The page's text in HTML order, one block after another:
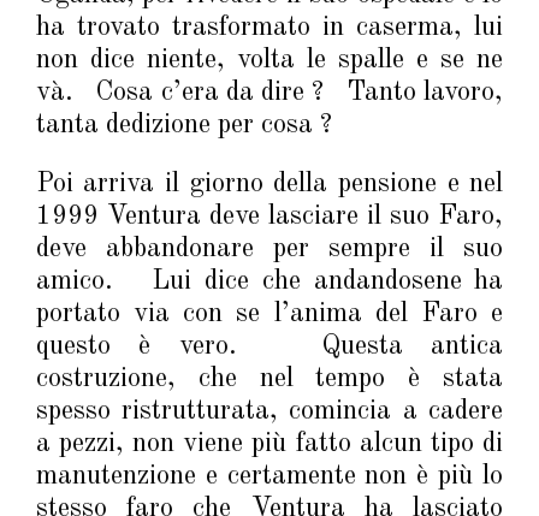
ha trovato trasformato in caserma, lui
non dice niente, volta le spalle e se ne
và. Cosa c’era da dire ? Tanto lavoro,
tanta dedizione per cosa ?
Poi arriva il giorno della pensione e nel
1999 Ventura deve lasciare il suo Faro,
deve abbandonare per sempre il suo
amico. Lui dice che andandosene ha
portato via con se l’anima del Faro e
questo è vero. Questa antica
costruzione, che nel tempo è stata
spesso ristrutturata, comincia a cadere
a pezzi, non viene più fatto alcun tipo di
manutenzione e certamente non è più lo
stesso faro che Ventura ha lasciato